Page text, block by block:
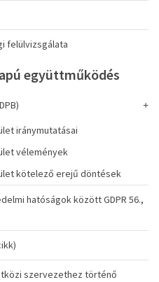
felülvizsgálata
együttműködés
iránymutatásai
vélemények
kötelező erejű döntések
hatóságok között GDPR 56.,
szervezethez történő